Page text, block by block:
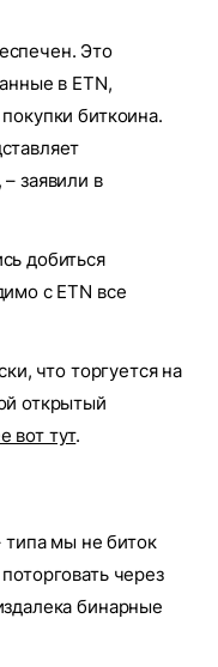
Это
в ETN,
биткоина.
заявили в
добиться
с ETN все
что торгуется на
открытый
вот тут.
типа мы не биток
через
бинарные